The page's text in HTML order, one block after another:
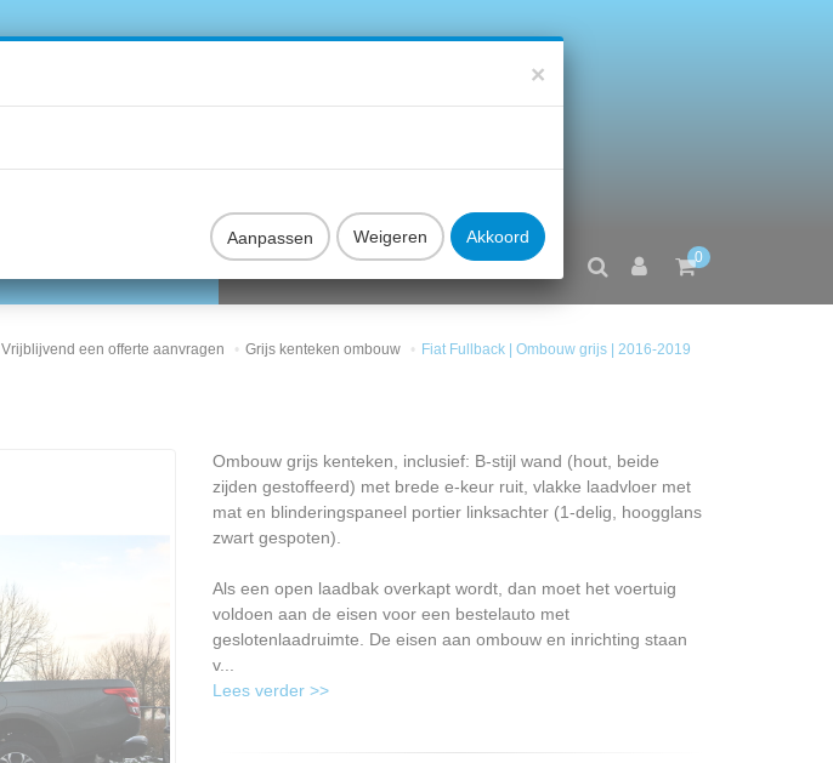
0
Vrijblijvend een offerte aanvragen Grijs kenteken ombouw Fiat Fullback | Ombouw grijs | 2016-2019
Ombouw grijs kenteken, inclusief: B-stijl wand (hout, beide
zijden gestoffeerd) met brede e-keur ruit, vlakke laadvloer met
mat en blinderingspaneel portier linksachter (1-delig, hoogglans
zwart gespoten).
Als een open laadbak overkapt wordt, dan moet het voertuig
voldoen aan de eisen voor een bestelauto met
geslotenlaadruimte. De eisen aan ombouw en inrichting staan
v...
Lees verder >>
×
Aanpassen